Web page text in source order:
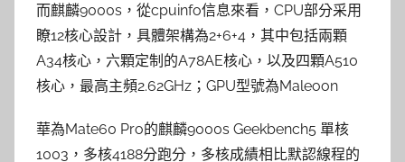
而麒麟9000s，從cpuinfo信息來看，CPU部分采用
瞭12核心設計，具體架構為2+6+4，其中包括兩顆
A34核心，六顆定制的A78AE核心，以及四顆A510
核心，最高主頻2.62GHz；GPU型號為Maleoon
華為Mate60 Pro的麒麟9000s Geekbench5 單核
1003，多核4188分跑分，多核成績相比默認線程的